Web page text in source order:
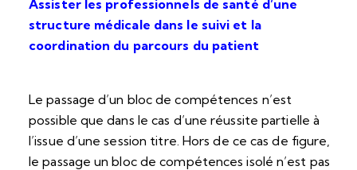
Assister les professionnels de santé d’une
structure médicale dans le suivi et la
coordination du parcours du patient
Le passage d’un bloc de compétences n’est
possible que dans le cas d’une réussite partielle à
l’issue d’une session titre. Hors de ce cas de figure,
le passage un bloc de compétences isolé n’est pas